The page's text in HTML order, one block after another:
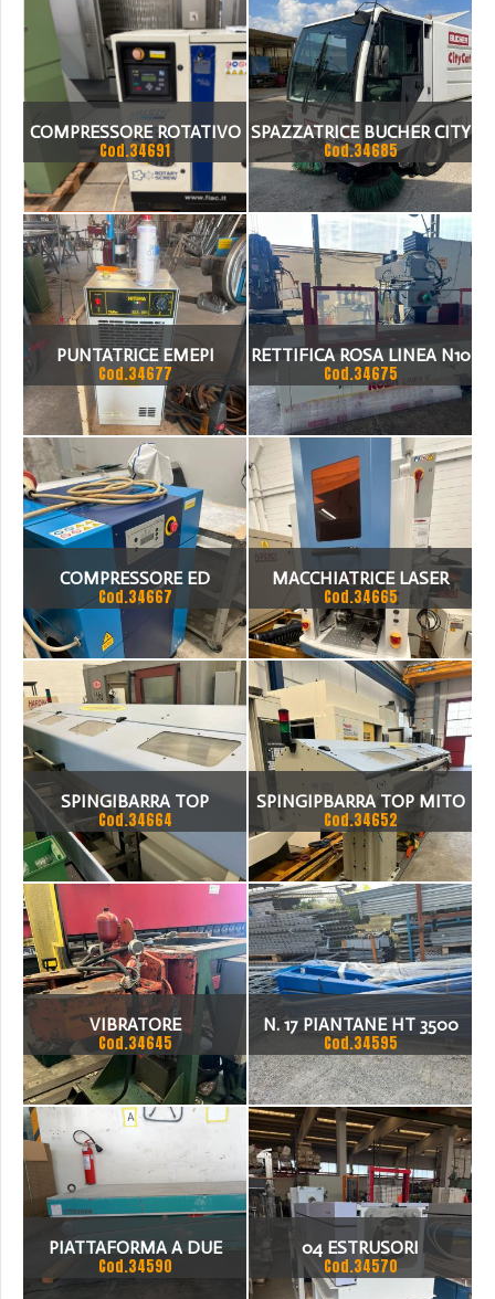
COMPRESSORE ROTATIVO
SILENZIATO FIAC AIRBLOK
152BD
Cod.34691
SPAZZATRICE BUCHER CITY
CAT 5000
Cod.34685
PUNTATRICE EMEPI
Cod.34677
RETTIFICA ROSA LINEA N10
Cod.34675
COMPRESSORE ED
ESSICATORE
Cod.34667
MACCHIATRICE LASER
Cod.34665
SPINGIBARRA TOP
Cod.34664
SPINGIPBARRA TOP MITO
342
Cod.34652
VIBRATORE
Cod.34645
N. 17 PIANTANE HT 3500
Cod.34595
PIATTAFORMA A DUE
PANTOGRAFI
Cod.34590
04 ESTRUSORI
BBENGINEERING
Cod.34570